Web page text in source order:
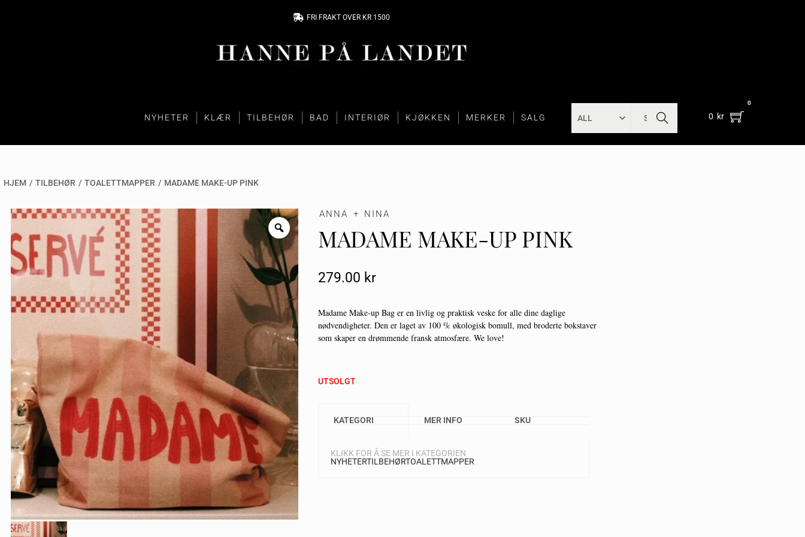
FRI FRAKT OVER KR 1500
NYHETER KLÆR TILBEHØR BAD INTERIØR KJØKKEN MERKER SALG
SEARC
H
0 kr
0
HJEM / TILBEHØR / TOALETTMAPPER / MADAME MAKE-UP PINK
ANNA + NINA
MADAME MAKE-UP PINK
279.00 Kr
Madame Make-up Bag er en livlig og praktisk veske for alle dine daglige
nødvendigheter. Den er laget av 100 % økologisk bomull, med broderte bokstaver
som skaper en drømmende fransk atmosfære. We love!
UTSOLGT
KATEGORI MER INFO SKU
KLIKK FOR Å SE MER I KATEGORIEN
NYHETERTILBEHØRTOALETTMAPPER